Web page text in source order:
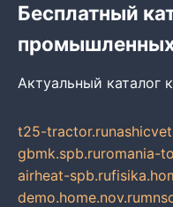
Бесплатный
Актуальный каталог
t25-tractor.ru
gbmk.spb.ruromania-
airheat-spb.ru
demo.home.nov.ru